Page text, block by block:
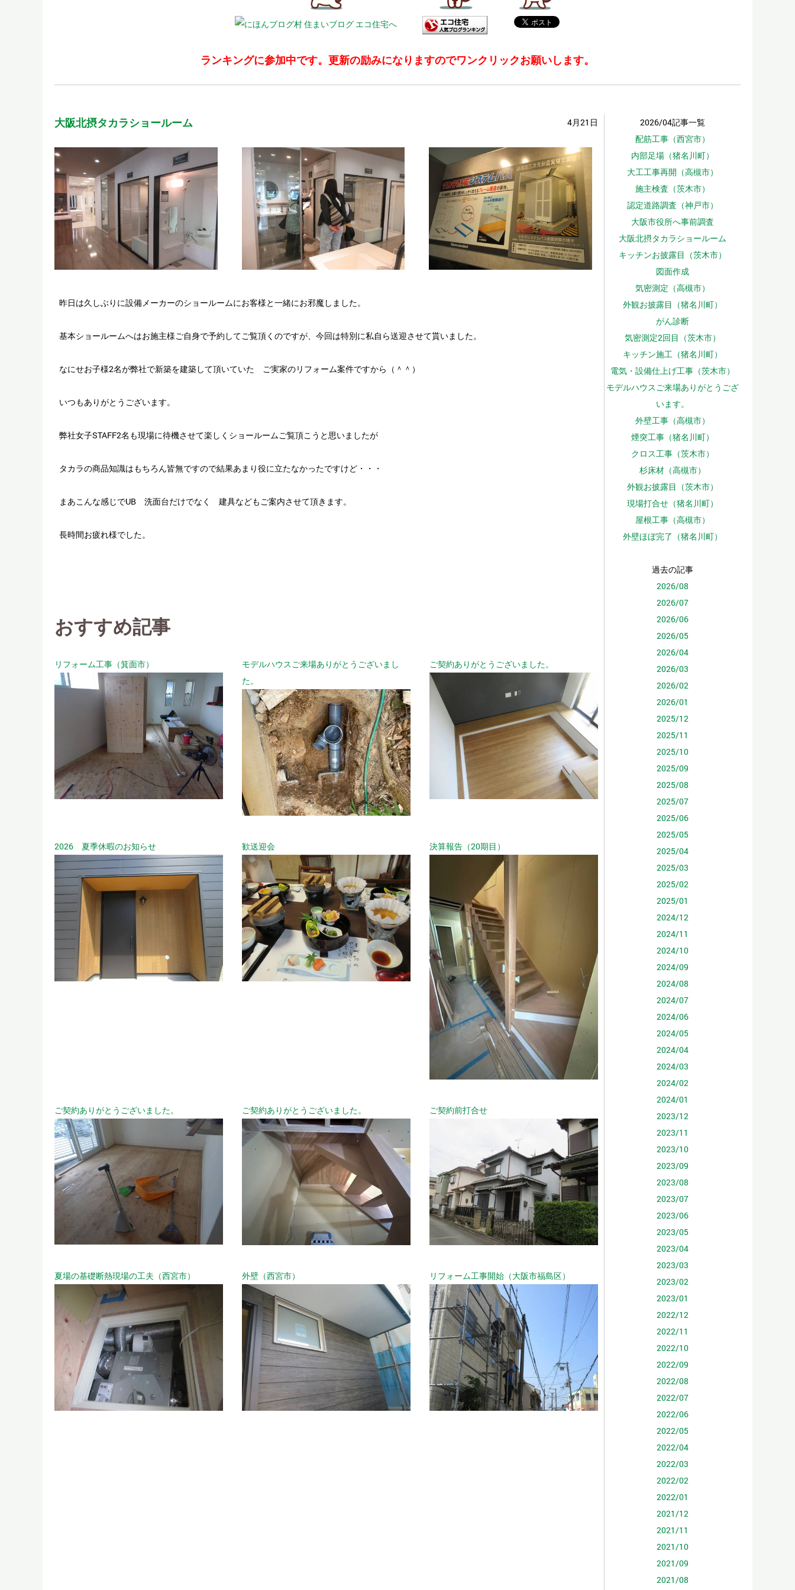
ランキングに参加中です。更新の励みになりますのでワンクリックお願いします。
大阪北摂タカラショールーム 4月21日
昨日は久しぶりに設備メーカーのショールームにお客様と一緒にお邪魔しました。
基本ショールームへはお施主様ご自身で予約してご覧頂くのですが、今回は特別に私自ら送迎させて貰いました。
なにせお子様2名が弊社で新築を建築して頂いていた ご実家のリフォーム案件ですから（＾＾）
いつもありがとうございます。
弊社女子STAFF2名も現場に待機させて楽しくショールームご覧頂こうと思いましたが
タカラの商品知識はもちろん皆無ですので結果あまり役に立たなかったですけど・・・
まあこんな感じでUB 洗面台だけでなく 建具などもご案内させて頂きます。
長時間お疲れ様でした。
おすすめ記事
リフォーム工事（箕面市）
モデルハウスご来場ありがとうございまし
た。
ご契約ありがとうございました。
2026 夏季休暇のお知らせ 歓送迎会 決算報告（20期目）
ご契約ありがとうございました。 ご契約ありがとうございました。 ご契約前打合せ
夏場の基礎断熱現場の工夫（西宮市） 外壁（西宮市） リフォーム工事開始（大阪市福島区）
2026/04記事一覧
配筋工事（西宮市）
内部足場（猪名川町）
大工工事再開（高槻市）
施主検査（茨木市）
認定道路調査（神戸市）
大阪市役所へ事前調査
大阪北摂タカラショールーム
キッチンお披露目（茨木市）
図面作成
気密測定（高槻市）
外観お披露目（猪名川町）
がん診断
気密測定2回目（茨木市）
キッチン施工（猪名川町）
電気・設備仕上げ工事（茨木市）
モデルハウスご来場ありがとうござ
います。
外壁工事（高槻市）
煙突工事（猪名川町）
クロス工事（茨木市）
杉床材（高槻市）
外観お披露目（茨木市）
現場打合せ（猪名川町）
屋根工事（高槻市）
外壁ほぼ完了（猪名川町）
過去の記事
2026/08
2026/07
2026/06
2026/05
2026/04
2026/03
2026/02
2026/01
2025/12
2025/11
2025/10
2025/09
2025/08
2025/07
2025/06
2025/05
2025/04
2025/03
2025/02
2025/01
2024/12
2024/11
2024/10
2024/09
2024/08
2024/07
2024/06
2024/05
2024/04
2024/03
2024/02
2024/01
2023/12
2023/11
2023/10
2023/09
2023/08
2023/07
2023/06
2023/05
2023/04
2023/03
2023/02
2023/01
2022/12
2022/11
2022/10
2022/09
2022/08
2022/07
2022/06
2022/05
2022/04
2022/03
2022/02
2022/01
2021/12
2021/11
2021/10
2021/09
2021/08